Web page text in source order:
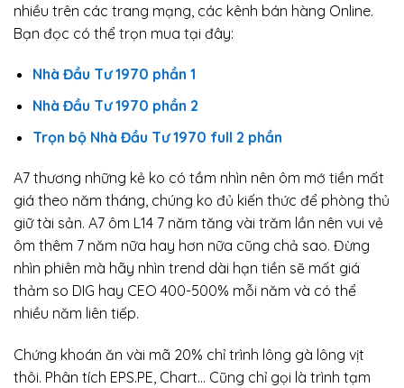
nhiều trên các trang mạng, các kênh bán hàng Online.
Bạn đọc có thể trọn mua tại đây:
Nhà Đầu Tư 1970 phần 1
Nhà Đầu Tư 1970 phần 2
Trọn bộ Nhà Đầu Tư 1970 full 2 phần
A7 thương những kẻ ko có tầm nhìn nên ôm mớ tiền mất
giá theo năm tháng, chúng ko đủ kiến thức để phòng thủ
giữ tài sản. A7 ôm L14 7 năm tăng vài trăm lần nên vui vẻ
ôm thêm 7 năm nữa hay hơn nữa cũng chả sao. Đừng
nhìn phiên mà hãy nhìn trend dài hạn tiền sẽ mất giá
thảm so DIG hay CEO 400-500% mỗi năm và có thể
nhiều năm liên tiếp.
Chứng khoán ăn vài mã 20% chỉ trình lông gà lông vịt
thôi. Phân tích EPS.PE, Chart… Cũng chỉ gọi là trình tạm